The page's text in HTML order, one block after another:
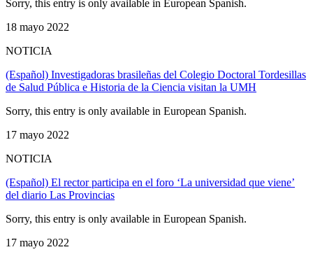
Sorry, this entry is only available in European Spanish.
18 mayo 2022
NOTICIA
(Español) Investigadoras brasileñas del Colegio Doctoral Tordesillas
de Salud Pública e Historia de la Ciencia visitan la UMH
Sorry, this entry is only available in European Spanish.
17 mayo 2022
NOTICIA
(Español) El rector participa en el foro ‘La universidad que viene’
del diario Las Provincias
Sorry, this entry is only available in European Spanish.
17 mayo 2022